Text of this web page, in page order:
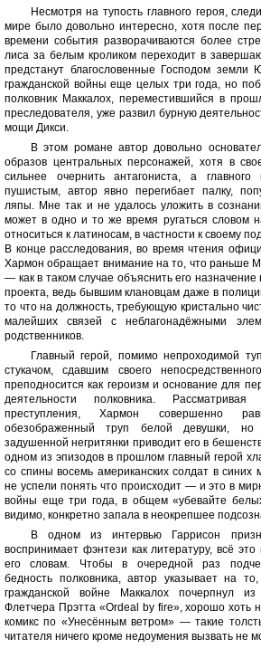
Несмотря на тупость главного героя,
мире было довольно интересно, хотя после
времени события разворачиваются более
лиса за белым кроликом переходит в
предстанут благословенные Господом
гражданской войны еще целых три года, но
полковник Маккалох, переместившийся в
преследователя, уже развил бурную
мощи Дикси.
В этом романе автор довольно
образов центральных персонажей, хотя в
сильнее очернить антагониста, а
пушистым, автор явно перегибает палку,
ляпы. Мне так и не удалось уложить в
может в одно и то же время ругаться словом
относиться к латиносам, в частности к своему
В конце расследования, во время чтения
Хармон обращает внимание на то, что раньше
— как в таком случае объяснить его назначение
проекта, ведь бывшим клановцам даже в
то что на должность, требующую кристально
малейших связей с неблагонадёжными
родственников.
Главный герой, помимо непроходимой
стукачом, сдавшим своего
преподносится как героизм и основание для
деятельности полковника.
преступления, Хармон совершенно
обезображенный труп белой девушки,
задушенной негритянки приводит его в
одном из эпизодов в прошлом главный герой
со спины восемь американских солдат в синих
не успели понять что происходит — и это в
войны еще три года, в общем «убевайте
видимо, конкретно запала в неокрепшее
В одном из интервью Гаррисон
воспринимает фэнтези как литературу, всё
его словам. Чтобы в очередной раз
бедность полковника, автор указывает на
гражданской войне Маккалох почерпнул
Флетчера Прэтта «Ordeal by fire», хорошо хоть
комикс по «Унесённым ветром» — такие
читателя ничего кроме недоумения вызвать не